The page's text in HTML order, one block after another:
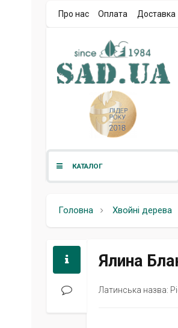
Про нас Оплата Доставка
КАТАЛОГ
Головна Хвойні дерева
Ялина
Латинська назва: